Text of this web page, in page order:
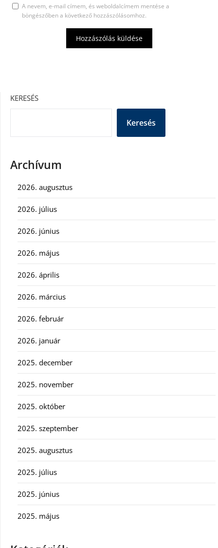
A nevem, e-mail címem, és weboldalcímem mentése a
böngészőben a következő hozzászólásomhoz.
KERESÉS
Keresés
Archívum
2026. augusztus
2026. július
2026. június
2026. május
2026. április
2026. március
2026. február
2026. január
2025. december
2025. november
2025. október
2025. szeptember
2025. augusztus
2025. július
2025. június
2025. május